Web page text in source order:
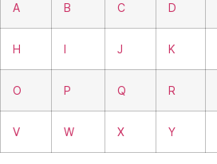
A B C D
H I J K
O P Q R
V W X Y